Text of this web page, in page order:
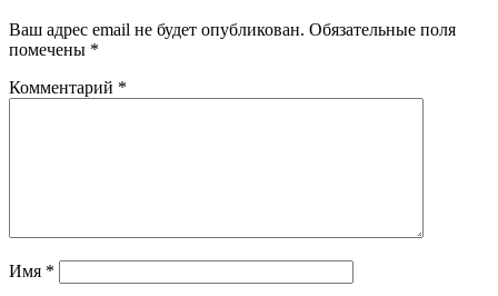
Ваш адрес email не будет опубликован. Обязательные поля
помечены *
Комментарий *
Имя *